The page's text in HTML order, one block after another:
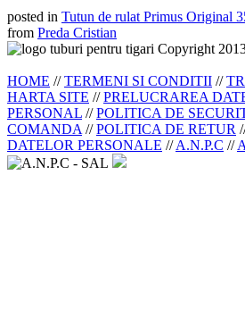
posted in Tutun de rulat Primus Original
from Preda Cristian
Copyright
HOME //TERMENI SI CONDITII //
HARTA SITE //PRELUCRAREA
PERSONAL //POLITICA DE
COMANDA//POLITICA DE RETUR
DATELOR PERSONALE //A.N.P.C //